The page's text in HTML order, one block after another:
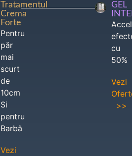
Tratamentul
Crema
Forte
Pentru
păr
mai
scurt
de
10cm
Si
pentru
Barbă
Vezi
GEL
cu
50%
Vezi
>>